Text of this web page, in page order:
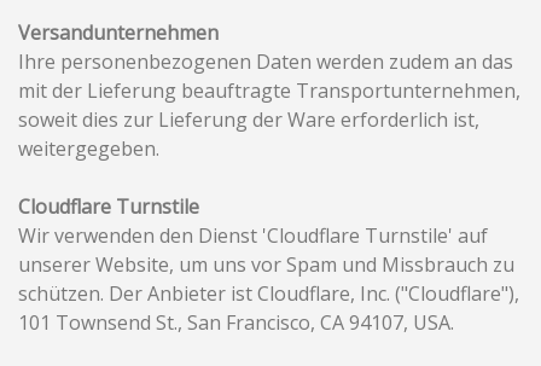
Versandunternehmen
Ihre personenbezogenen Daten werden zudem an das
mit der Lieferung beauftragte Transportunternehmen,
soweit dies zur Lieferung der Ware erforderlich ist,
weitergegeben.
Cloudflare Turnstile
Wir verwenden den Dienst 'Cloudflare Turnstile' auf
unserer Website, um uns vor Spam und Missbrauch zu
schützen. Der Anbieter ist Cloudflare, Inc. ("Cloudflare"),
101 Townsend St., San Francisco, CA 94107, USA.